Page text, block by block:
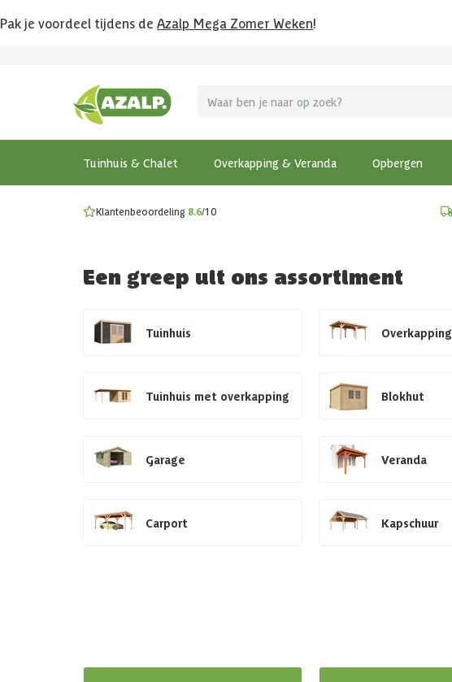
Pak je voordeel tijdens de Azalp Mega Zomer Weken!
Tuinhuis & Chalet Overkapping & Veranda Opbergen
MEGA zomer kortingen op overkappingen en tuinhuizen!
Bekijk de actiemodellen
Gratis wandplankset
Ontdek onze metalen overkappingen
Klantenbeoordeling 8.6/10
Een greep uit ons assortiment
Tuinhuis Overkapping
Tuinhuis met overkapping Blokhut
Garage Veranda
Carport Kapschuur